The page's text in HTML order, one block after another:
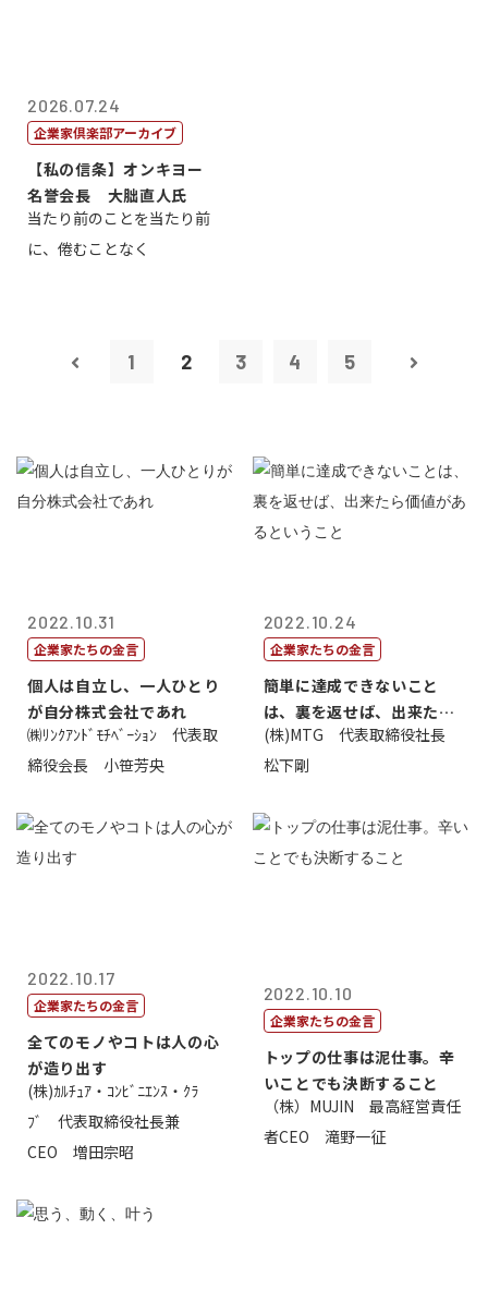
2026.07.24
企業家倶楽部アーカイブ
【私の信条】オンキヨー
名誉会長 大朏直人氏
当たり前のことを当たり前
に、倦むことなく
1 2 3 4 5
2022.10.31
企業家たちの金言
個人は自立し、一人ひとり
が自分株式会社であれ
㈱ﾘﾝｸｱﾝﾄﾞﾓﾁﾍﾞｰｼｮﾝ 代表取
締役会長 小笹芳央
2022.10.24
企業家たちの金言
簡単に達成できないこと
は、裏を返せば、出来たら
価値があるとい...
(株)MTG 代表取締役社長
松下剛
2022.10.17
企業家たちの金言
全てのモノやコトは人の心
が造り出す
(株)ｶﾙﾁｭｱ・ｺﾝﾋﾞﾆｴﾝｽ・ｸﾗ
ﾌﾞ 代表取締役社長兼
CEO 増田宗昭
2022.10.10
企業家たちの金言
トップの仕事は泥仕事。辛
いことでも決断すること
（株）MUJIN 最高経営責任
者CEO 滝野一征